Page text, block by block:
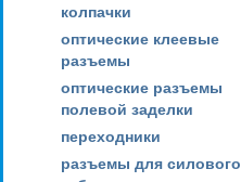
колпачки
оптические клеевые
разъемы
оптические разъемы
полевой заделки
переходники
разъемы для силового